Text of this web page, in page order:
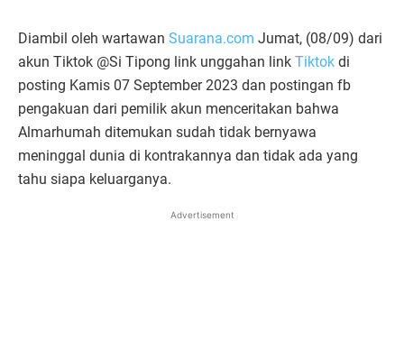
Diambil oleh wartawan Suarana.com Jumat, (08/09) dari
akun Tiktok @Si Tipong link unggahan link Tiktok di
posting Kamis 07 September 2023 dan postingan fb
pengakuan dari pemilik akun menceritakan bahwa
Almarhumah ditemukan sudah tidak bernyawa
meninggal dunia di kontrakannya dan tidak ada yang
tahu siapa keluarganya.
Advertisement